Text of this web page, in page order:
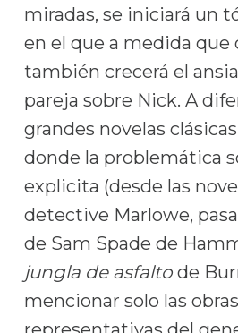
miradas, se iniciará un
en el que a medida que
también crecerá el
pareja sobre Nick. A
grandes novelas
donde la problemática
explicita (desde las
detective Marlowe,
de Sam Spade de
jungla de asfaltode
mencionar solo las